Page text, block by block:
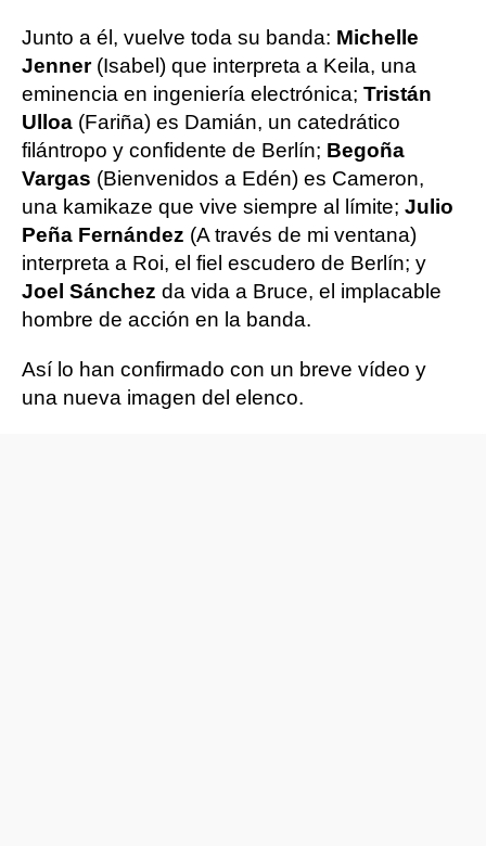
Junto a él, vuelve toda su banda: Michelle
Jenner(Isabel) que interpreta a Keila, una
eminencia en ingeniería electrónica; Tristán
Ulloa (Fariña) es Damián, un catedrático
filántropo y confidente de Berlín; Begoña
Vargas (Bienvenidos a Edén) es Cameron,
una kamikaze que vive siempre al límite; Julio
Peña Fernández (A través de mi ventana)
interpreta a Roi, el fiel escudero de Berlín; y
Joel Sánchez da vida a Bruce, el implacable
hombre de acción en la banda.
Así lo han confirmado con un breve vídeo y
una nueva imagen del elenco.